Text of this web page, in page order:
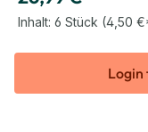
Inhalt: 6 Stück (4,50
Login